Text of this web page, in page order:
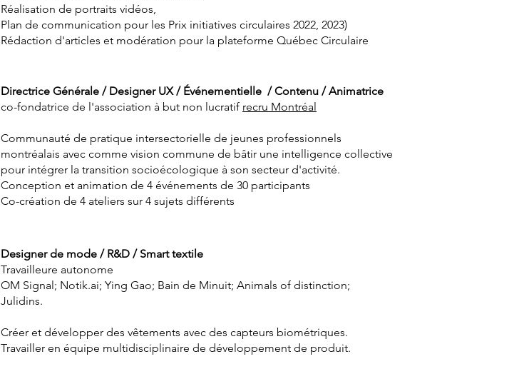
Réalisation de portraits vidéos,
Plan de communication pour les Prix initiatives circulaires 2022, 2023)
Rédaction d'articles et modération pour la plateforme Québec Circulaire
Directrice Générale / Designer UX / Événementielle / Contenu / Animatrice
co-fondatrice de l'association à but non lucratif recru Montréal
Communauté de pratique intersectorielle de jeunes professionnels
montréalais avec comme vision commune de bâtir une intelligence collective
pour intégrer la transition socioécologique à son secteur d'activité.
Conception et animation de 4 événements de 30 participants
Co-création de 4 ateliers sur 4 sujets différents
Designer de mode / R&D / Smart textile
Travailleure autonome
OM Signal; Notik.ai; Ying Gao; Bain de Minuit; Animals of distinction;
Julidins.
Créer et développer des vêtements avec des capteurs biométriques.
Travailler en équipe multidisciplinaire de développement de produit.